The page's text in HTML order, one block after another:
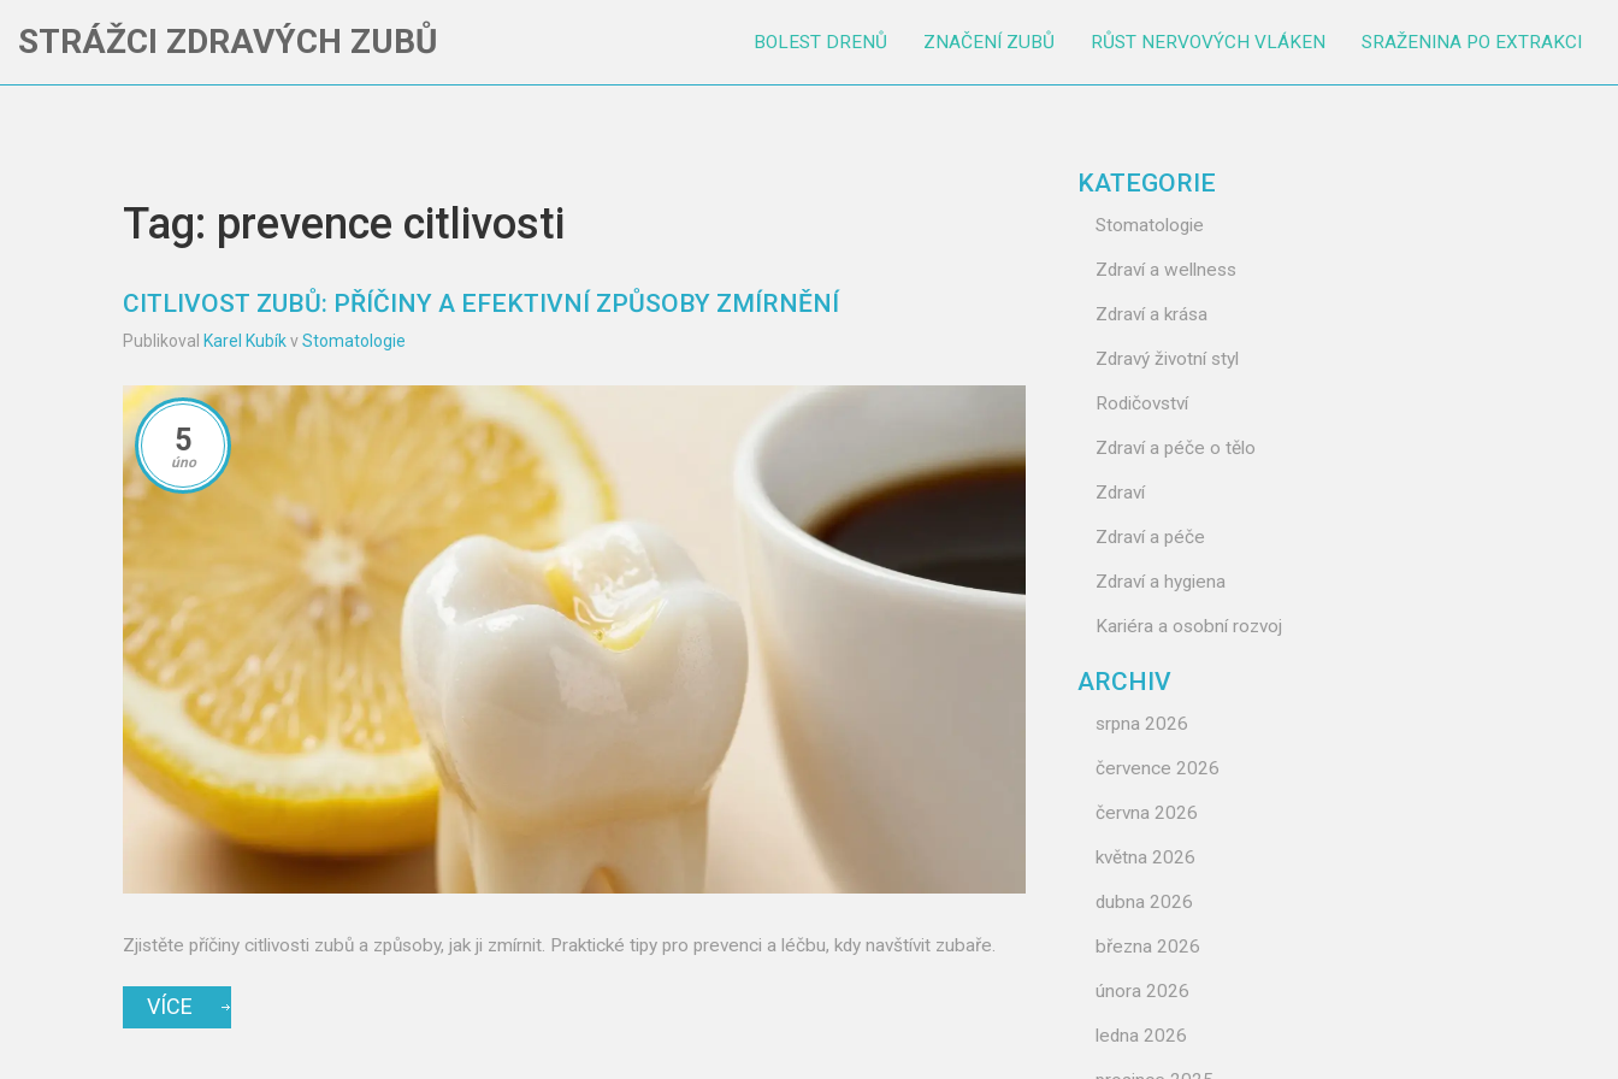
STRÁŽCI ZDRAVÝCH ZUBŮ BOLEST DRENŮ ZNAČENÍ ZUBŮ RŮST NERVOVÝCH VLÁKEN SRAŽENINA PO EXTRAKCI
Tag: prevence citlivosti
CITLIVOST ZUBŮ: PŘÍČINY A EFEKTIVNÍ ZPŮSOBY ZMÍRNĚNÍ
Publikoval Karel KubíkvStomatologie
5
úno
Zjistěte příčiny citlivosti zubů a způsoby, jak ji zmírnit. Praktické tipy pro prevenci a léčbu, kdy navštívit zubaře.
VÍCE
KATEGORIE
Stomatologie
Zdraví a wellness
Zdraví a krása
Zdravý životní styl
Rodičovství
Zdraví a péče o tělo
Zdraví
Zdraví a péče
Zdraví a hygiena
Kariéra a osobní rozvoj
ARCHIV
srpna 2026
července 2026
června 2026
května 2026
dubna 2026
března 2026
února 2026
ledna 2026